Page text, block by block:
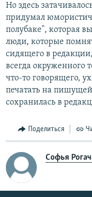
Но здесь
придумал
полубаке", которая
люди, которые
сидящего в
всегда окруженного
что-то говорящего,
печатать на
сохранилась в
Поделиться
Софья